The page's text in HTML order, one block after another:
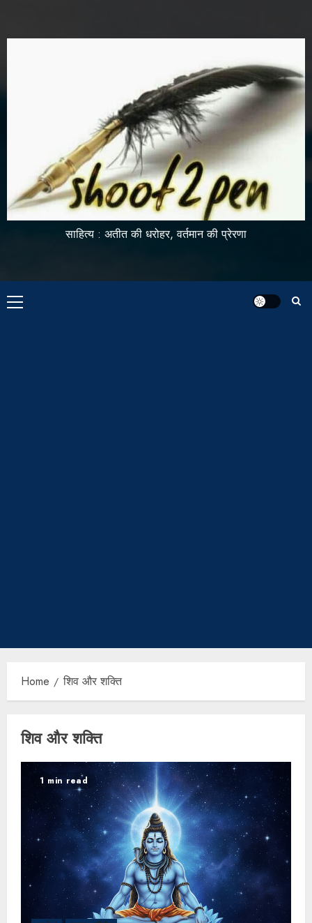
साहित्य : अतीत की धरोहर, वर्तमान की प्रेरणा
Home शिव और शक्ति
शिव और शक्ति
1 min read